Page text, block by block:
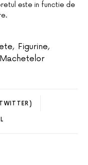
este in functie de
, Figurine,